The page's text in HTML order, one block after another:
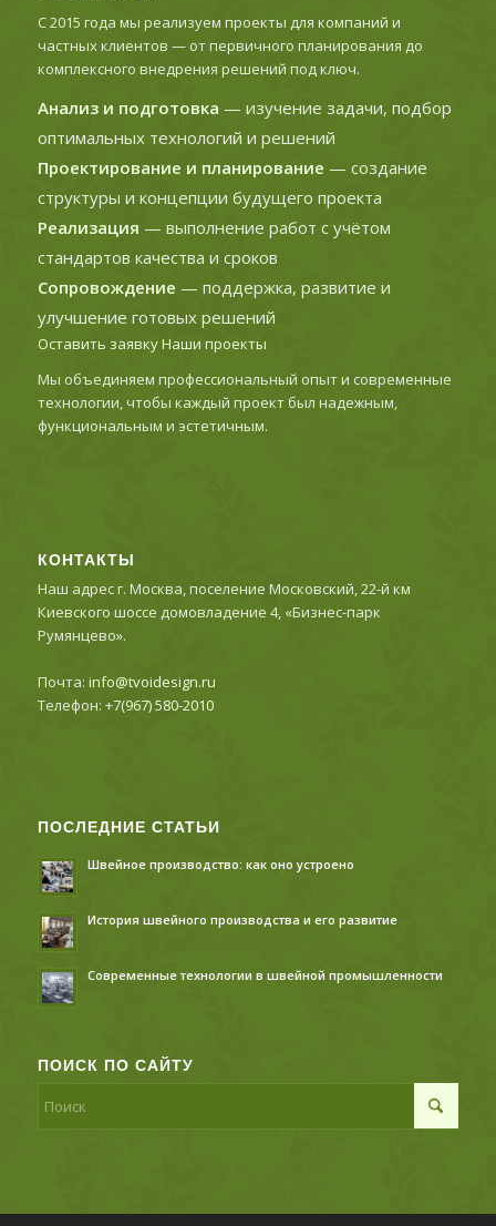
С 2015 года мы реализуем проекты для компаний и
частных клиентов — от первичного планирования до
комплексного внедрения решений под ключ.
Анализ и подготовка — изучение задачи, подбор
оптимальных технологий и решений
Проектирование и планирование — создание
структуры и концепции будущего проекта
Реализация — выполнение работ с учётом
стандартов качества и сроков
Сопровождение — поддержка, развитие и
улучшение готовых решений
Оставить заявкуНаши проекты
Мы объединяем профессиональный опыт и современные
технологии, чтобы каждый проект был надежным,
функциональным и эстетичным.
КОНТАКТЫ
Наш адрес г. Москва, поселение Московский, 22-й км
Киевского шоссе домовладение 4, «Бизнес-парк
Румянцево».
Почта: info@tvoidesign.ru
Телефон: +7(967) 580-2010
ПОСЛЕДНИЕ СТАТЬИ
Швейное производство: как оно устроено
История швейного производства и его развитие
Современные технологии в швейной промышленности
ПОИСК ПО САЙТУ